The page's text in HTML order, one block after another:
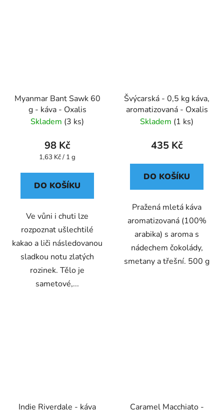
Myanmar Bant Sawk 60
g - káva - Oxalis
Skladem (3 ks)
98 Kč
Měrná
1,63 Kč / 1 g
DO KOŠÍKU
Ve vůni i chuti lze
rozpoznat ušlechtilé
kakao a liči následovanou
sladkou notu zlatých
rozinek. Tělo je
sametové,...
Švýcarská - 0,5 kg káva,
aromatizovaná - Oxalis
Skladem (1 ks)
435 Kč
DO KOŠÍKU
Pražená mletá káva
aromatizovaná (100%
arabika) s aroma s
nádechem čokolády,
smetany a třešní. 500 g
Indie Riverdale - káva
Caramel Macchiato -